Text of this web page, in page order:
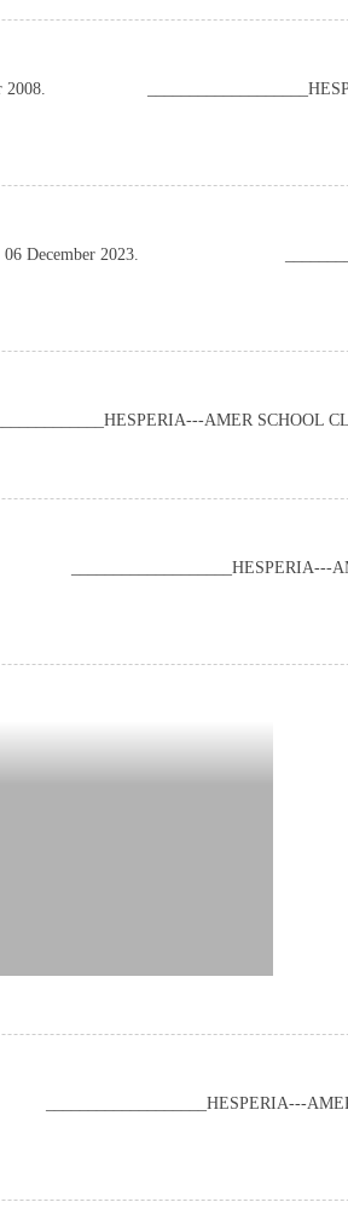
2008.
December 2023.
AMER SCHOOL
___________________HESPERIA---